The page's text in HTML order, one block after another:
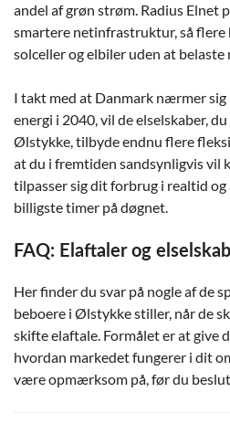
andel af grøn strøm. Radius Elnet
smartere netinfrastruktur, så
solceller og elbiler uden at belaste
I takt med at Danmark nærmer sig
energi i 2040, vil de elselskaber,
Ølstykke, tilbyde endnu flere
at du i fremtiden sandsynligvis vil
tilpasser sig dit forbrug i realtid
billigste timer på døgnet.
FAQ: Elaftaler og
Her finder du svar på nogle af de
beboere i Ølstykke stiller, når de
skifte elaftale. Formålet er at give
hvordan markedet fungerer i dit
være opmærksom på, før du